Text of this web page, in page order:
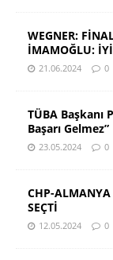
WEGNER:
İMAMOĞLU:
21.06.2024 0
TÜBA Başkanı
Başarı Gelmez”
23.05.2024 0
CHP-ALMANYA
SEÇTİ
12.05.2024 0